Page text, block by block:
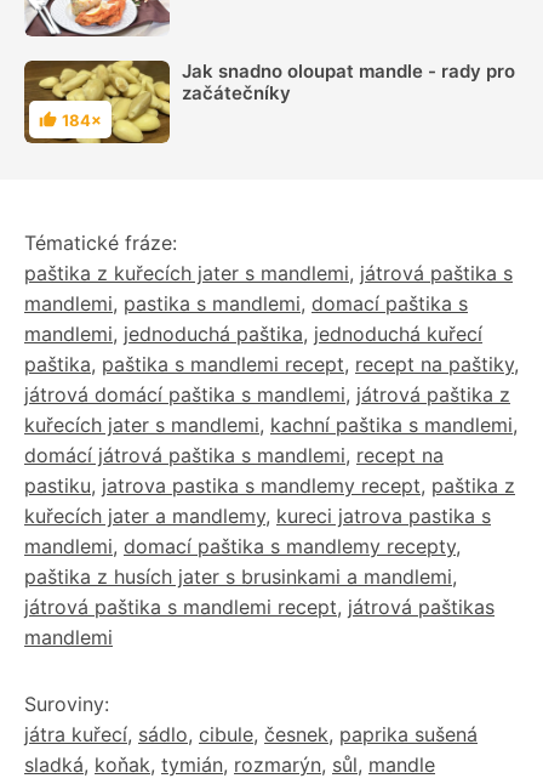
Hodnocení
184×
Jak snadno oloupat mandle - rady pro
začátečníky
Tématické fráze:
paštika z kuřecích jater s mandlemi, játrová paštika s
mandlemi, pastika s mandlemi, domací paštika s
mandlemi, jednoduchá paštika, jednoduchá kuřecí
paštika, paštika s mandlemi recept, recept na paštiky,
játrová domácí paštika s mandlemi, játrová paštika z
kuřecích jater s mandlemi, kachní paštika s mandlemi,
domácí játrová paštika s mandlemi, recept na
pastiku, jatrova pastika s mandlemy recept, paštika z
kuřecích jater a mandlemy, kureci jatrova pastika s
mandlemi, domací paštika s mandlemy recepty,
paštika z husích jater s brusinkami a mandlemi,
játrová paštika s mandlemi recept, játrová paštikas
mandlemi
Suroviny:
játra kuřecí, sádlo, cibule, česnek, paprika sušená
sladká, koňak, tymián, rozmarýn, sůl, mandle